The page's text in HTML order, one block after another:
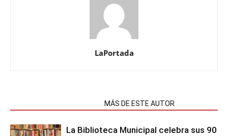
LaPortada
MÁS DE ESTE AUTOR
La Biblioteca Municipal celebra sus 90